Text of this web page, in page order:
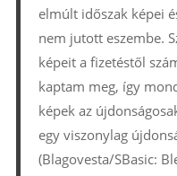
elmúlt időszak képei
nem jutott eszembe.
képeit a fizetéstől
kaptam meg, így
képek az
egy viszonylag
(Blagovesta/SBasic: